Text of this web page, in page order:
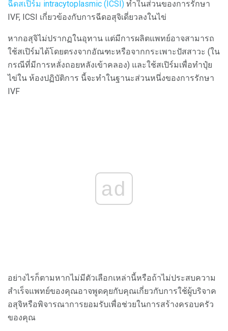
ฉีดสเปิร์ม intracytoplasmic (ICSI) ทำในส่วนของการรักษา
IVF, ICSI เกี่ยวข้องกับการฉีดอสุจิเดี่ยวลงในไข่
หากอสุจิไม่ปรากฏในอุทาน แต่มีการผลิตแพทย์อาจสามารถ
ใช้สเปิร์มได้โดยตรงจากอัณฑะหรือจากกระเพาะปัสสาวะ (ใน
กรณีที่มีการหลั่งถอยหลังเข้าคลอง) และใช้สเปิร์มเพื่อทำปุ๋ย
ไข่ใน ห้องปฏิบัติการ นี้จะทำในฐานะส่วนหนึ่งของการรักษา
IVF
ad
อย่างไรก็ตามหากไม่มีตัวเลือกเหล่านี้หรือถ้าไม่ประสบความ
สำเร็จแพทย์ของคุณอาจพูดคุยกับคุณเกี่ยวกับการใช้ผู้บริจาค
อสุจิหรือพิจารณาการยอมรับเพื่อช่วยในการสร้างครอบครัว
ของคุณ